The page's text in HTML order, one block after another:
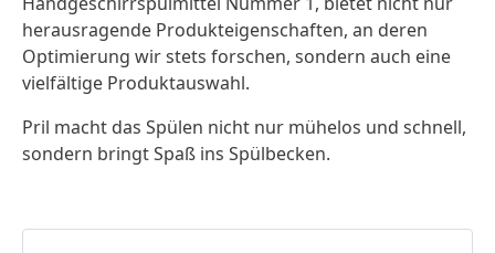
herausragende Produkteigenschaften, an deren
Optimierung wir stets forschen, sondern auch eine
vielfältige Produktauswahl.
Pril macht das Spülen nicht nur mühelos und schnell,
sondern bringt Spaß ins Spülbecken.